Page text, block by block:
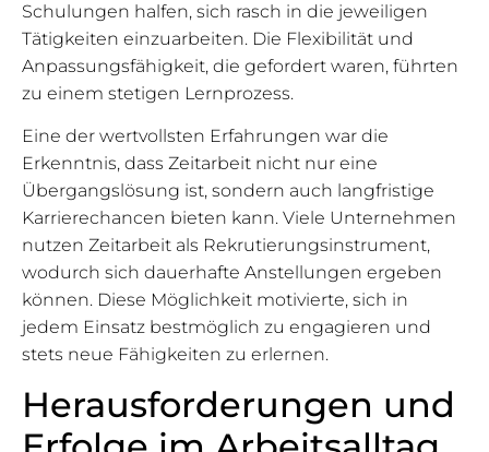
Schulungen halfen, sich rasch in die jeweiligen
Tätigkeiten einzuarbeiten. Die Flexibilität und
Anpassungsfähigkeit, die gefordert waren, führten
zu einem stetigen Lernprozess.
Eine der wertvollsten Erfahrungen war die
Erkenntnis, dass Zeitarbeit nicht nur eine
Übergangslösung ist, sondern auch langfristige
Karrierechancen bieten kann. Viele Unternehmen
nutzen Zeitarbeit als Rekrutierungsinstrument,
wodurch sich dauerhafte Anstellungen ergeben
können. Diese Möglichkeit motivierte, sich in
jedem Einsatz bestmöglich zu engagieren und
stets neue Fähigkeiten zu erlernen.
Herausforderungen und